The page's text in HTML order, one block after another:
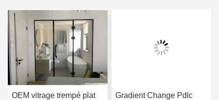
OEM vitrage trempé plat
Gradient Change Pdlc